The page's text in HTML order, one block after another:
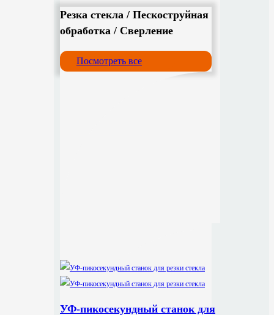
Резка стекла / Пескоструйная
обработка / Сверление
Посмотреть все
УФ-пикосекундный станок для